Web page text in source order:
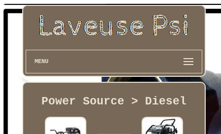
MENU
Power Source > Diesel